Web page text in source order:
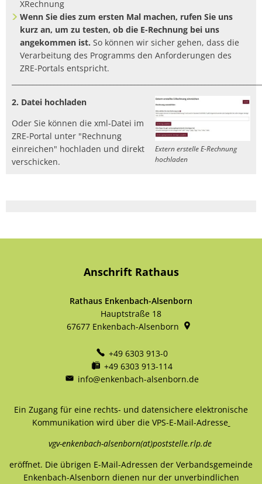
XRechnung
Wenn Sie dies zum ersten Mal machen, rufen Sie uns
kurz an, um zu testen, ob die E-Rechnung bei uns
angekommen ist. So können wir sicher gehen, dass die
Verarbeitung des Programms den Anforderungen des
ZRE-Portals entspricht.
Extern erstelle E-Rechnung
hochladen
2. Datei hochladen
Oder Sie können die xml-Datei im
ZRE-Portal unter "Rechnung
einreichen" hochladen und direkt
verschicken.
Anschrift Rathaus
Rathaus Enkenbach-Alsenborn
Hauptstraße 18
67677 Enkenbach-Alsenborn
+49 6303 913-0
+49 6303 913-114
info@enkenbach-alsenborn.de
Ein Zugang für eine rechts- und datensichere elektronische
Kommunikation wird über die VPS-E-Mail-Adresse
vgv-enkenbach-alsenborn(at)poststelle.rlp.de
eröffnet. Die übrigen E-Mail-Adressen der Verbandsgemeinde
Enkenbach-Alsenborn dienen nur der unverbindlichen